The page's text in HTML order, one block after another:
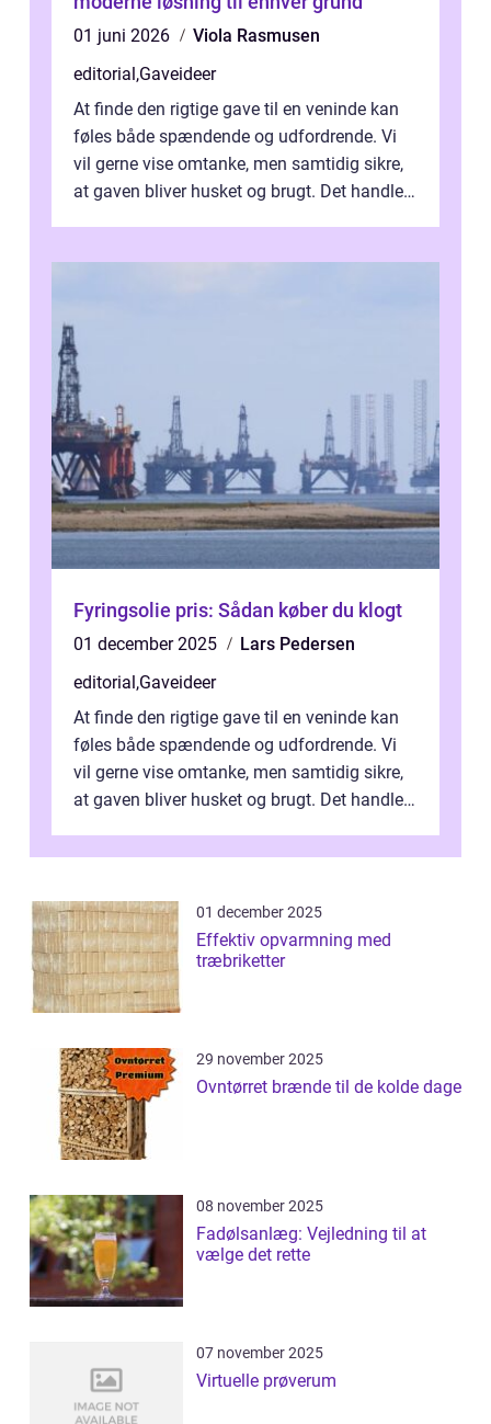
01 juni 2026
Viola Rasmusen
editorial,Gaveideer
At finde den rigtige gave til en veninde kan
føles både spændende og udfordrende. Vi
vil gerne vise omtanke, men samtidig sikre,
at gaven bliver husket og brugt. Det handler
Fyringsolie pris: Sådan køber du klogt
01 december 2025
Lars Pedersen
editorial,Gaveideer
At finde den rigtige gave til en veninde kan
føles både spændende og udfordrende. Vi
vil gerne vise omtanke, men samtidig sikre,
at gaven bliver husket og brugt. Det handler
01 december 2025
Effektiv opvarmning med
træbriketter
29 november 2025
Ovntørret brænde til de kolde dage
08 november 2025
Fadølsanlæg: Vejledning til at
vælge det rette
07 november 2025
Virtuelle prøverum